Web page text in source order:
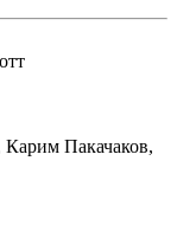
Пакачаков,